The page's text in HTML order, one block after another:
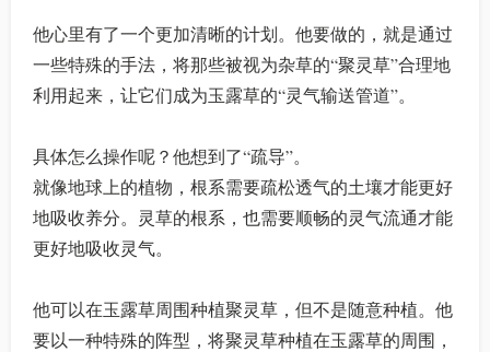
他心里有了一个更加清晰的计划。他要做的，就是通过
一些特殊的手法，将那些被视为杂草的“聚灵草”合理地
利用起来，让它们成为玉露草的“灵气输送管道”。
具体怎么操作呢？他想到了“疏导”。
就像地球上的植物，根系需要疏松透气的土壤才能更好
地吸收养分。灵草的根系，也需要顺畅的灵气流通才能
更好地吸收灵气。
他可以在玉露草周围种植聚灵草，但不是随意种植。他
要以一种特殊的阵型，将聚灵草种植在玉露草的周围，